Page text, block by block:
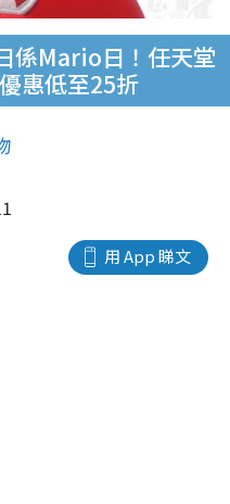
係Mario日！任天堂
惠低至25折
用 App 睇文